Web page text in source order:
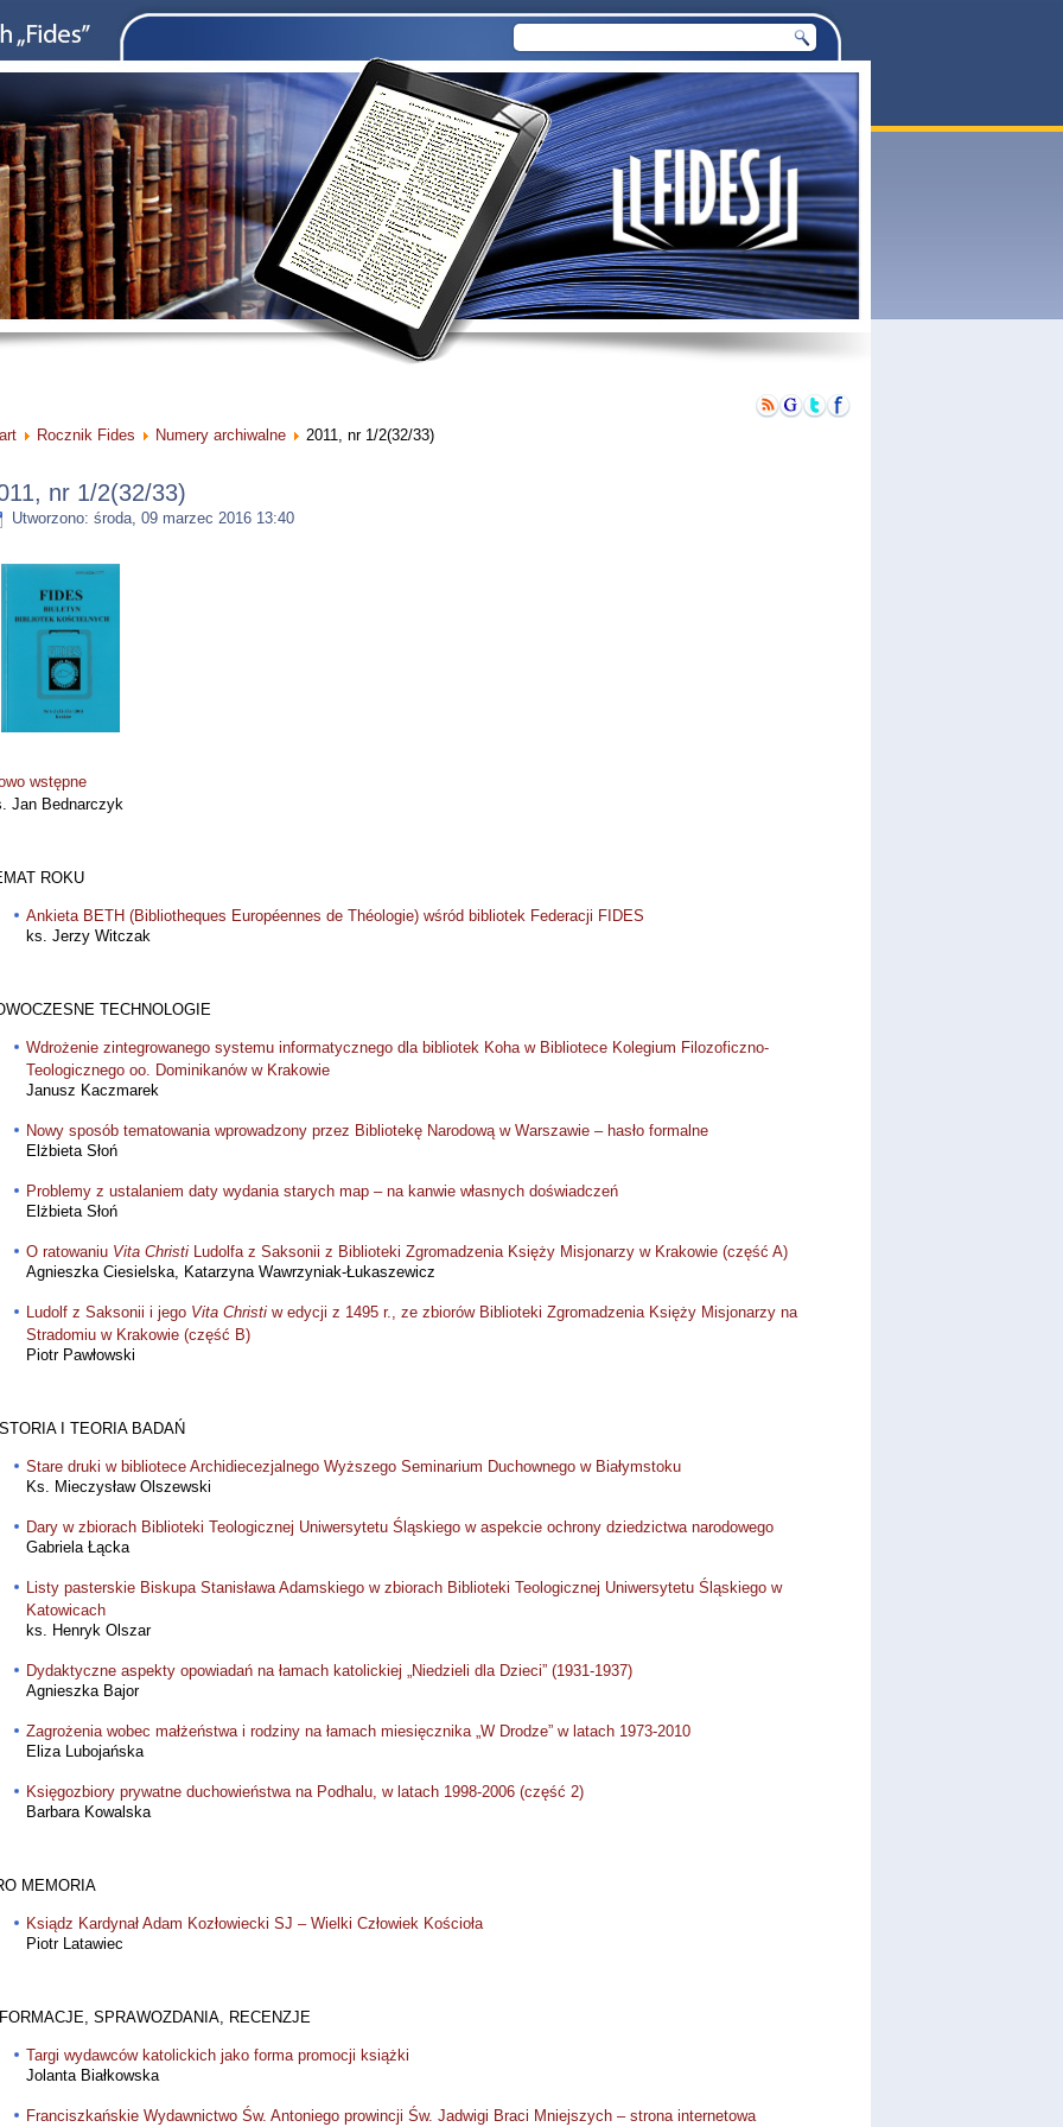
Rocznik Fides Numery archiwalne 2011, nr 1/2(32/33)
nr 1/2(32/33)
Utworzono: środa, 09 marzec 2016 13:40
wstępne
Jan Bednarczyk
ROKU
Ankieta BETH (Bibliotheques Européennes de Théologie) wśród bibliotek Federacji FIDES
ks. Jerzy Witczak
TECHNOLOGIE
Wdrożenie zintegrowanego systemu informatycznego dla bibliotek Koha w Bibliotece Kolegium Filozoficzno-
Teologicznego oo. Dominikanów w Krakowie
Janusz Kaczmarek
Nowy sposób tematowania wprowadzony przez Bibliotekę Narodową w Warszawie – hasło formalne
Elżbieta Słoń
Problemy z ustalaniem daty wydania starych map – na kanwie własnych doświadczeń
Elżbieta Słoń
O ratowaniu Vita Christi Ludolfa z Saksonii z Biblioteki Zgromadzenia Księży Misjonarzy w Krakowie (część A)
Agnieszka Ciesielska, Katarzyna Wawrzyniak-Łukaszewicz
Ludolf z Saksonii i jego Vita Christi w edycji z 1495 r., ze zbiorów Biblioteki Zgromadzenia Księży Misjonarzy na
Stradomiu w Krakowie (część B)
Piotr Pawłowski
I TEORIA BADAŃ
Stare druki w bibliotece Archidiecezjalnego Wyższego Seminarium Duchownego w Białymstoku
Ks. Mieczysław Olszewski
Dary w zbiorach Biblioteki Teologicznej Uniwersytetu Śląskiego w aspekcie ochrony dziedzictwa narodowego
Gabriela Łącka
Listy pasterskie Biskupa Stanisława Adamskiego w zbiorach Biblioteki Teologicznej Uniwersytetu Śląskiego w
Katowicach
ks. Henryk Olszar
Dydaktyczne aspekty opowiadań na łamach katolickiej „Niedzieli dla Dzieci” (1931-1937)
Agnieszka Bajor
Zagrożenia wobec małżeństwa i rodziny na łamach miesięcznika „W Drodze” w latach 1973-2010
Eliza Lubojańska
Księgozbiory prywatne duchowieństwa na Podhalu, w latach 1998-2006 (część 2)
Barbara Kowalska
MEMORIA
Ksiądz Kardynał Adam Kozłowiecki SJ – Wielki Człowiek Kościoła
Piotr Latawiec
SPRAWOZDANIA, RECENZJE
Targi wydawców katolickich jako forma promocji książki
Jolanta Białkowska
Franciszkańskie Wydawnictwo Św. Antoniego prowincji Św. Jadwigi Braci Mniejszych – strona internetowa